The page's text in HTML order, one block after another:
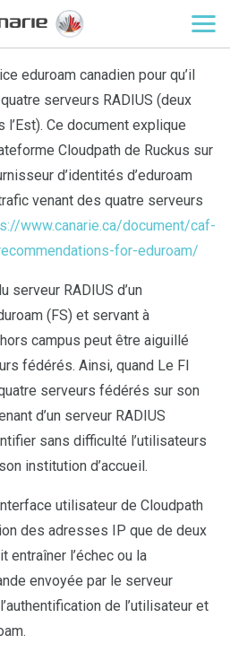
eduroam canadien pour qu’il
serveurs RADIUS (deux
l’Est). Ce document explique
Cloudpath de Ruckus sur
d’identités d’eduroam
venant des quatre serveurs
www.canarie.ca/document/caf-
for-eduroam/
serveur RADIUS d’un
(FS) et servant à
campus peut être aiguillé
fédérés. Ainsi, quand Le FI
serveurs fédérés sur son
d’un serveur RADIUS
sans difficulté l’utilisateurs
institution d’accueil.
utilisateur de Cloudpath
des adresses IP que de deux
entraîner l’échec ou la
envoyée par le serveur
de l’utilisateur et